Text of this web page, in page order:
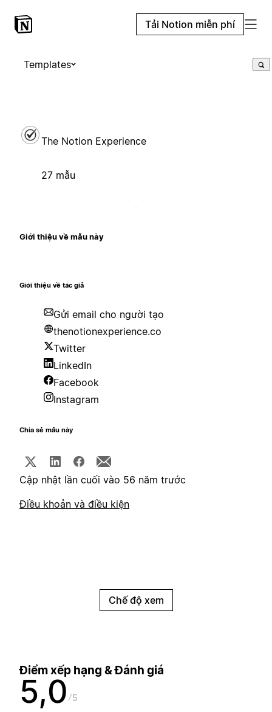
Tải Notion miễn phí
Templates
The Notion Experience
27 mẫu
Giới thiệu về mẫu này
Giới thiệu về tác giả
Gửi email cho người tạo
thenotionexperience.co
Twitter
LinkedIn
Facebook
Instagram
Chia sẻ mẫu này
Cập nhật lần cuối vào 56 năm trước
Điều khoản và điều kiện
Chế độ xem
Điểm xếp hạng & Đánh giá
5,0 5